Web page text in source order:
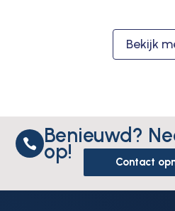
Bekijk
 Benieuwd?
op! Contact